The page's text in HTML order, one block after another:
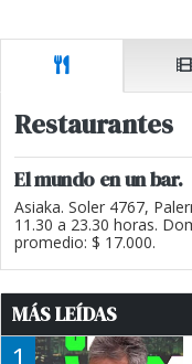
Restaurantes
El mundo en un bar.
Asiaka. Soler 4767,
11.30 a 23.30 horas.
promedio: $ 17.000.
MÁS LEÍDAS
1